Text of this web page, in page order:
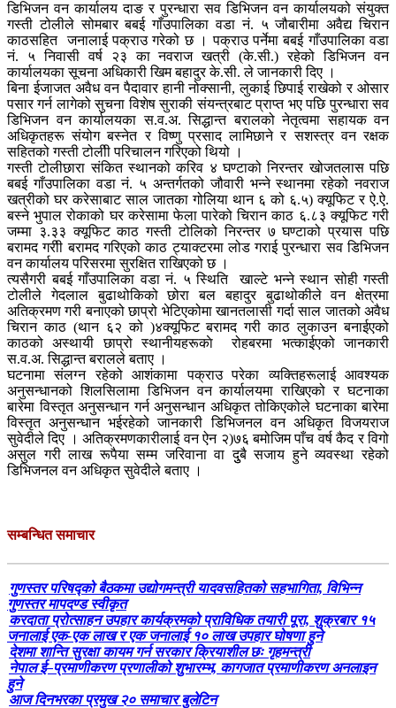
डिभिजन वन कार्यालय दाङ र पुरन्धारा सव डिभिजन वन कार्यालयको संयुक्त
गस्ती टोलीले सोमबार बबई गाँउपालिका वडा नं. ५ जौबारीमा अवैद्य चिरान
काठसहित जनालाई पक्राउ गरेको छ । पक्राउ पर्नेमा बबई गाँउपालिका वडा
नं. ५ निवासी वर्ष २३ का नवराज खत्री (के.सी.) रहेको डिभिजन वन
कार्यालयका सूचना अधिकारी खिम बहादुर के.सी. ले जानकारी दिए ।
बिना ईजाजत अवैध वन पैदावार हानी नोक्सानी, लुकाई छिपाई राखेको र ओसार
पसार गर्न लागेको सुचना विशेष सुराकी संयन्त्रबाट प्राप्त भए पछि पुरन्धारा सव
डिभिजन वन कार्यालयका स.व.अ. सिद्धान्त बरालको नेतृत्वमा सहायक वन
अधिकृतहरू संयोग बस्नेत र विष्णु प्रसाद लामिछाने र सशस्त्र वन रक्षक
सहितको गस्ती टोलीी परिचालन गरिएको थियो ।
गस्ती टोलीछारा संकित स्थानको करिव ४ घण्टाको निरन्तर खोजतलास पछि
बबई गाँउपालिका वडा नं. ५ अन्तर्गतको जौवारी भन्ने स्थानमा रहेको नवराज
खत्रीको घर करेसाबाट साल जातका गोलिया थान ६ को ६.५) क्यूफिट र ऐ.ऐ.
बस्ने भुपाल रोकाको घर करेसामा फेला पारेको चिरान काठ ६.८३ क्यूफिट गरी
जम्मा ३.३३ क्यूफिट काठ गस्ती टोलिको निरन्तर ७ घण्टाको प्रयास पछि
बरामद गरीी बरामद गरिएको काठ ट्याक्टरमा लोड गराई पुरन्धारा सव डिभिजन
वन कार्यालय परिसरमा सुरक्षित राखिएको छ ।
त्यसैगरी बबई गाँउपालिका वडा नं. ५ स्थिति खाल्टे भन्ने स्थान सोही गस्ती
टोलीले गेदलाल बुढाथोकिको छोरा बल बहादुर बुढाथोकीले वन क्षेत्रमा
अतिक्रमण गरी बनाएको छाप्रो भेटिएकोमा खानतलासी गर्दा साल जातको अवैध
चिरान काठ (थान ६२ को )४क्यूफिट बरामद गरी काठ लुकाउन बनाईएको
काठको अस्थायी छाप्रो स्थानीयहरूकाे रोहबरमा भत्काईएको जानकारी
स.व.अ. सिद्धान्त बरालले बताए ।
घटनामा संलग्न रहेको आशंकामा पक्राउ परेका व्यक्तिहरूलाई आवश्यक
अनुसन्धानको शिलसिलामा डिभिजन वन कार्यालयमा राखिएको र घटनाका
बारेमा विस्तृत अनुसन्धान गर्न अनुसन्धान अधिकृत तोकिएकोले घटनाका बारेमा
विस्तृत अनुसन्धान भईरहेको जानकारी डिभिजनल वन अधिकृत विजयराज
सुवेदीले दिए । अतिक्रमणकारीलाई वन ऐन २)७६ बमोजिम पाँच वर्ष कैद र विगो
असुल गरी लाख रूपैया सम्म जरिवाना वा दुुबै सजाय हुने व्यवस्था रहेको
डिभिजनल वन अधिकृत सुवेदीले बताए ।
सम्बन्धित समाचार
गुणस्तर परिषद्को बैठकमा उद्योगमन्त्री यादवसहितको सहभागिता, विभिन्न
गुणस्तर मापदण्ड स्वीकृत
करदाता प्रोत्साहन उपहार कार्यक्रमको प्राविधिक तयारी पूरा, शुक्रबार १५
जनालाई एक-एक लाख र एक जनालाई १० लाख उपहार घोषणा हुने
देशमा शान्ति सुरक्षा कायम गर्न सरकार क्रियाशील छः गृहमन्त्री
नेपाल ई–प्रमाणीकरण प्रणालीको शुभारम्भ, कागजात प्रमाणीकरण अनलाइन
हुने
आज दिनभरका प्रमुख २० समाचार बुलेटिन